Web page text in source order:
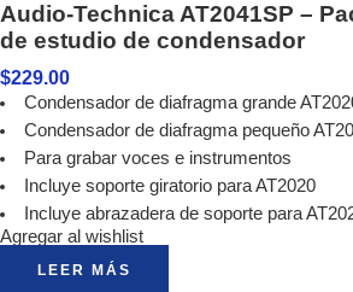
Audio-Technica AT2041SP –
de estudio de condensador
$229.00
Condensador de diafragma grande
Condensador de diafragma pequeño
Para grabar voces e instrumentos
Incluye soporte giratorio para AT2020
Incluye abrazadera de soporte para
Agregar al wishlist
LEER MÁS